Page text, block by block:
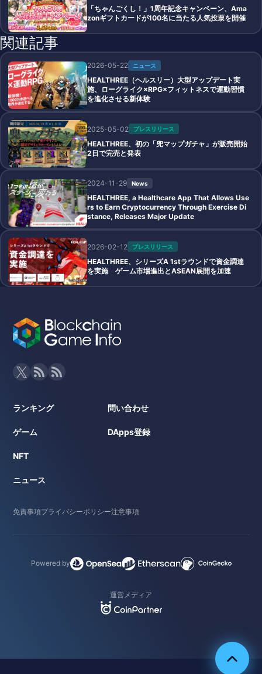
「ちゃんごくし！」1周年記念キャンペーン、Ama
zonギフトカードが100名に当たる人気投票を開催
関連記事
2026-05-22 ニュース
HEALTHREE（ヘルスリー）大型アップデート実
施、ローグライク×RPG×フィットネスで運動習慣
を進化させる新体験
2025-05-02 プレスリリース
HEALTHREE、初の「兜マップガチャ」が販売開始
2日で完売と発表
2024-11-29 News
HEALTHREE, a Healthcare App That Allows Use
rs to Earn Cryptocurrency Through Exercise Di
stance, Releases Major Update
2026-02-12 プレスリリース
HEALTHREE、シリーズA 1stラウンドで資金調達
を実施 ゲーム市場進出とASEAN展開を加速
ランキング
ゲーム
NFT
ニュース
問い合わせ
DApps登録
免責事項プライバシーポリシー注意事項
Powered by
運営メディア